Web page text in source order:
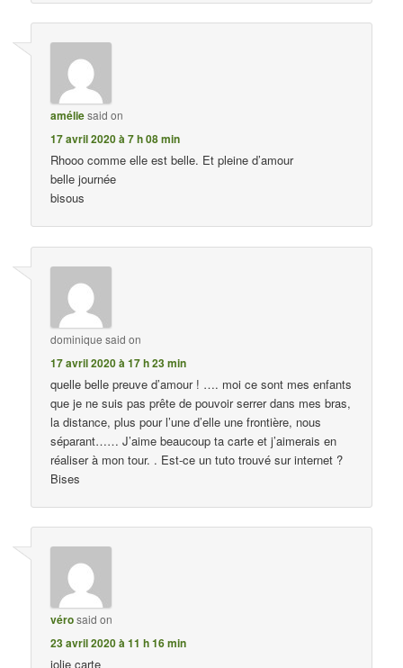
améliesaid on
17 avril 2020 à 7 h 08 min
Rhooo comme elle est belle. Et pleine d’amour
belle journée
bisous
dominique said on
17 avril 2020 à 17 h 23 min
quelle belle preuve d’amour ! …. moi ce sont mes enfants
que je ne suis pas prête de pouvoir serrer dans mes bras,
la distance, plus pour l’une d’elle une frontière, nous
séparant…… J’aime beaucoup ta carte et j’aimerais en
réaliser à mon tour. . Est-ce un tuto trouvé sur internet ?
Bises
vérosaid on
23 avril 2020 à 11 h 16 min
jolie carte